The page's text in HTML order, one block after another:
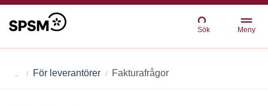
Sök Meny
För leverantörer Fakturafrågor